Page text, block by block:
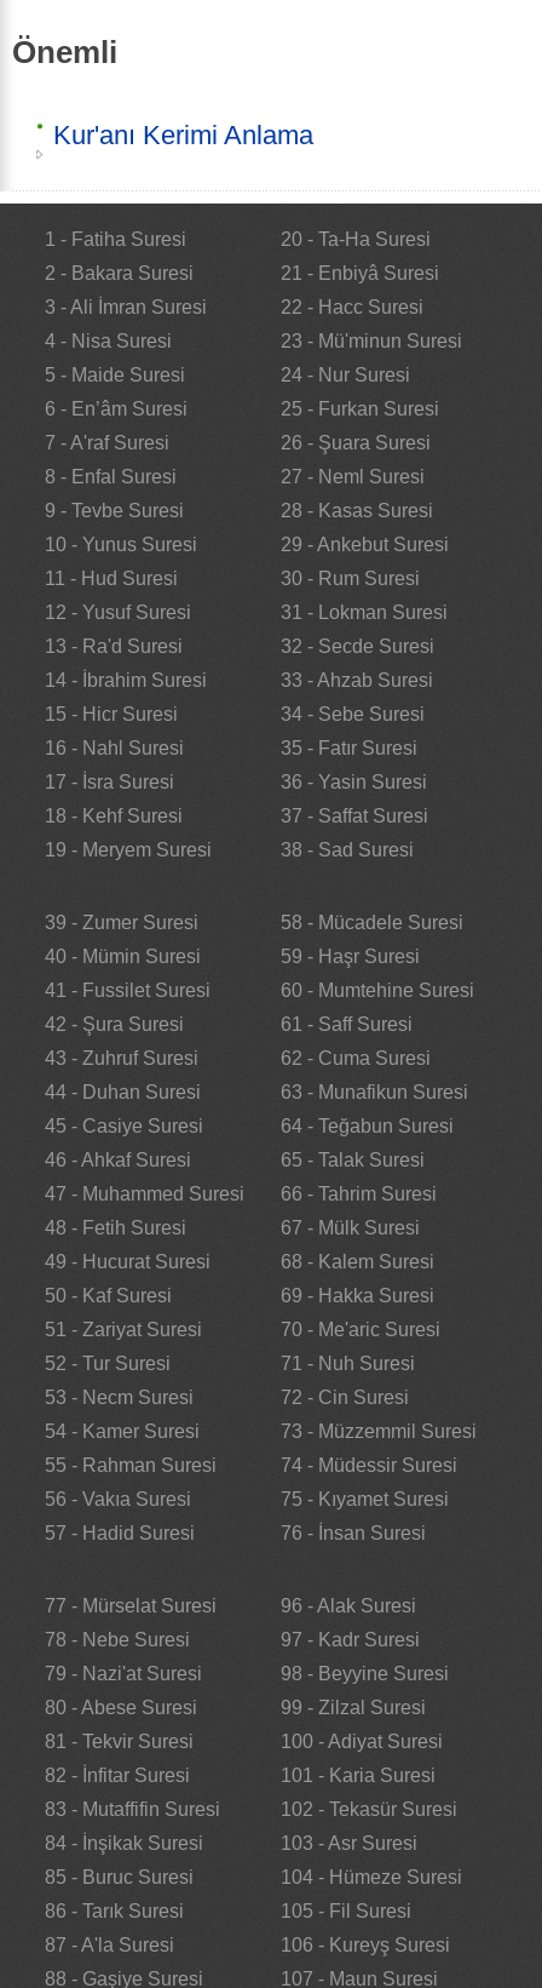
Önemli
Kur'anı Kerimi Anlama
1 - Fatiha Suresi
2 - Bakara Suresi
3 - Ali İmran Suresi
4 - Nisa Suresi
5 - Maide Suresi
6 - En’âm Suresi
7 - A'raf Suresi
8 - Enfal Suresi
9 - Tevbe Suresi
10 - Yunus Suresi
11 - Hud Suresi
12 - Yusuf Suresi
13 - Ra'd Suresi
14 - İbrahim Suresi
15 - Hicr Suresi
16 - Nahl Suresi
17 - İsra Suresi
18 - Kehf Suresi
19 - Meryem Suresi
20 - Ta-Ha Suresi
21 - Enbiyâ Suresi
22 - Hacc Suresi
23 - Mü'minun Suresi
24 - Nur Suresi
25 - Furkan Suresi
26 - Şuara Suresi
27 - Neml Suresi
28 - Kasas Suresi
29 - Ankebut Suresi
30 - Rum Suresi
31 - Lokman Suresi
32 - Secde Suresi
33 - Ahzab Suresi
34 - Sebe Suresi
35 - Fatır Suresi
36 - Yasin Suresi
37 - Saffat Suresi
38 - Sad Suresi
39 - Zumer Suresi
40 - Mümin Suresi
41 - Fussilet Suresi
42 - Şura Suresi
43 - Zuhruf Suresi
44 - Duhan Suresi
45 - Casiye Suresi
46 - Ahkaf Suresi
47 - Muhammed Suresi
48 - Fetih Suresi
49 - Hucurat Suresi
50 - Kaf Suresi
51 - Zariyat Suresi
52 - Tur Suresi
53 - Necm Suresi
54 - Kamer Suresi
55 - Rahman Suresi
56 - Vakıa Suresi
57 - Hadid Suresi
58 - Mücadele Suresi
59 - Haşr Suresi
60 - Mumtehine Suresi
61 - Saff Suresi
62 - Cuma Suresi
63 - Munafikun Suresi
64 - Teğabun Suresi
65 - Talak Suresi
66 - Tahrim Suresi
67 - Mülk Suresi
68 - Kalem Suresi
69 - Hakka Suresi
70 - Me'aric Suresi
71 - Nuh Suresi
72 - Cin Suresi
73 - Müzzemmil Suresi
74 - Müdessir Suresi
75 - Kıyamet Suresi
76 - İnsan Suresi
77 - Mürselat Suresi
78 - Nebe Suresi
79 - Nazi'at Suresi
80 - Abese Suresi
81 - Tekvir Suresi
82 - İnfitar Suresi
83 - Mutaffifin Suresi
84 - İnşikak Suresi
85 - Buruc Suresi
86 - Tarık Suresi
87 - A'la Suresi
88 - Gaşiye Suresi
96 - Alak Suresi
97 - Kadr Suresi
98 - Beyyine Suresi
99 - Zilzal Suresi
100 - Adiyat Suresi
101 - Karia Suresi
102 - Tekasür Suresi
103 - Asr Suresi
104 - Hümeze Suresi
105 - Fil Suresi
106 - Kureyş Suresi
107 - Maun Suresi